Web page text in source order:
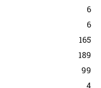
6
6
165
189
99
4